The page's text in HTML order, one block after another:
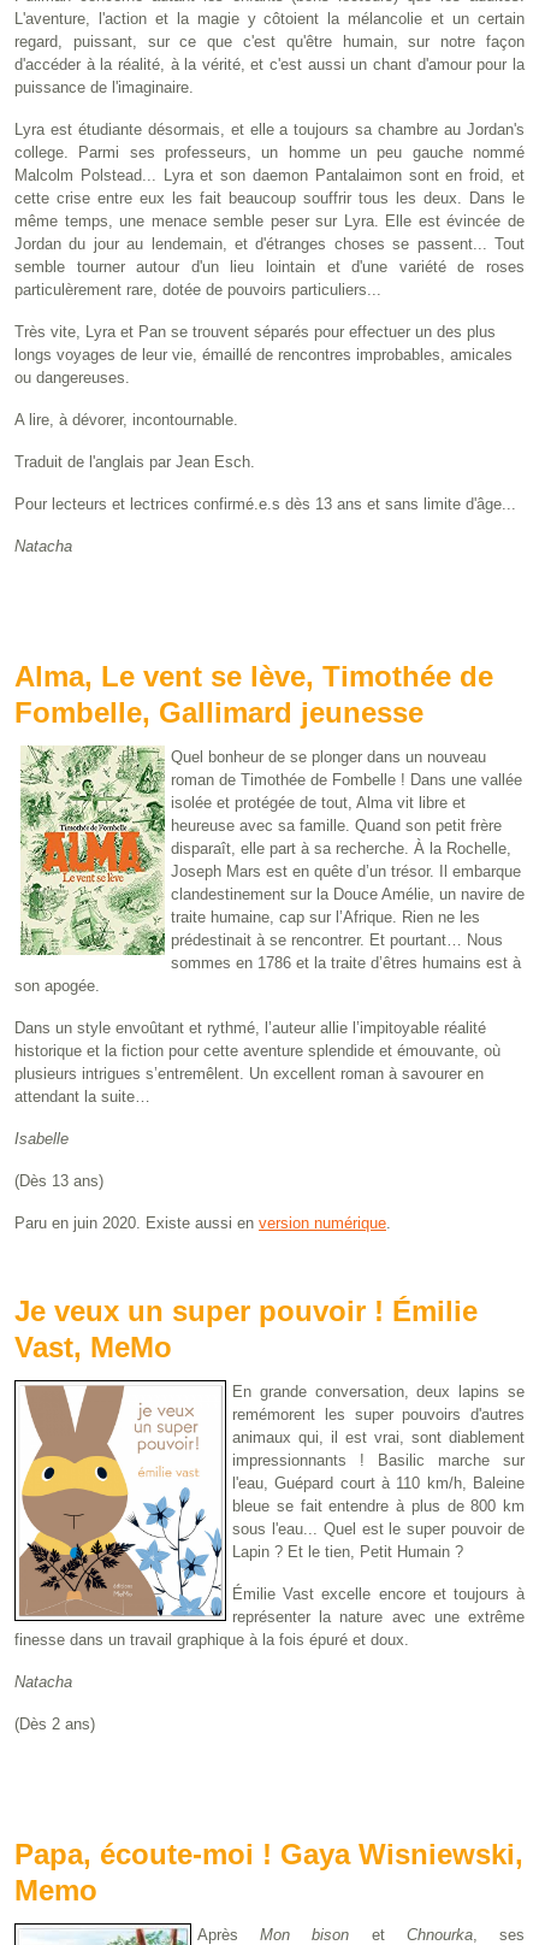
L'aventure, l'action et la magie y côtoient la mélancolie et un certain
regard, puissant, sur ce que c'est qu'être humain, sur notre façon
d'accéder à la réalité, à la vérité, et c'est aussi un chant d'amour pour la
puissance de l'imaginaire.
Lyra est étudiante désormais, et elle a toujours sa chambre au Jordan's
college. Parmi ses professeurs, un homme un peu gauche nommé
Malcolm Polstead... Lyra et son daemon Pantalaimon sont en froid, et
cette crise entre eux les fait beaucoup souffrir tous les deux. Dans le
même temps, une menace semble peser sur Lyra. Elle est évincée de
Jordan du jour au lendemain, et d'étranges choses se passent... Tout
semble tourner autour d'un lieu lointain et d'une variété de roses
particulèrement rare, dotée de pouvoirs particuliers...
Très vite, Lyra et Pan se trouvent séparés pour effectuer un des plus
longs voyages de leur vie, émaillé de rencontres improbables, amicales
ou dangereuses.
A lire, à dévorer, incontournable.
Traduit de l'anglais par Jean Esch.
Pour lecteurs et lectrices confirmé.e.s dès 13 ans et sans limite d'âge...
Natacha
Alma, Le vent se lève, Timothée de
Fombelle, Gallimard jeunesse
Quel bonheur de se plonger dans un nouveau
roman de Timothée de Fombelle ! Dans une vallée
isolée et protégée de tout, Alma vit libre et
heureuse avec sa famille. Quand son petit frère
disparaît, elle part à sa recherche. À la Rochelle,
Joseph Mars est en quête d’un trésor. Il embarque
clandestinement sur la Douce Amélie, un navire de
traite humaine, cap sur l’Afrique. Rien ne les
prédestinait à se rencontrer. Et pourtant… Nous
sommes en 1786 et la traite d’êtres humains est à
son apogée.
Dans un style envoûtant et rythmé, l’auteur allie l’impitoyable réalité
historique et la fiction pour cette aventure splendide et émouvante, où
plusieurs intrigues s’entremêlent. Un excellent roman à savourer en
attendant la suite…
Isabelle
(Dès 13 ans)
Paru en juin 2020. Existe aussi en version numérique
Je veux un super pouvoir ! Émilie
Vast, MeMo
En grande conversation, deux lapins se
remémorent les super pouvoirs d'autres
animaux qui, il est vrai, sont diablement
impressionnants ! Basilic marche sur
l'eau, Guépard court à 110 km/h, Baleine
bleue se fait entendre à plus de 800 km
sous l'eau... Quel est le super pouvoir de
Lapin ? Et le tien, Petit Humain ?
Émilie Vast excelle encore et toujours à
représenter la nature avec une extrême
finesse dans un travail graphique à la fois épuré et doux.
Natacha
(Dès 2 ans)
Papa, écoute-moi ! Gaya Wisniewski,
Memo
AprèsMon bison et Chnourka, ses